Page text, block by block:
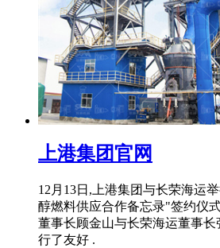
上港集团官网
12月13日,上港集团与长荣海运
醇燃料供应合作备忘录"签约仪
董事长顾金山与长荣海运董事
行了友好 .